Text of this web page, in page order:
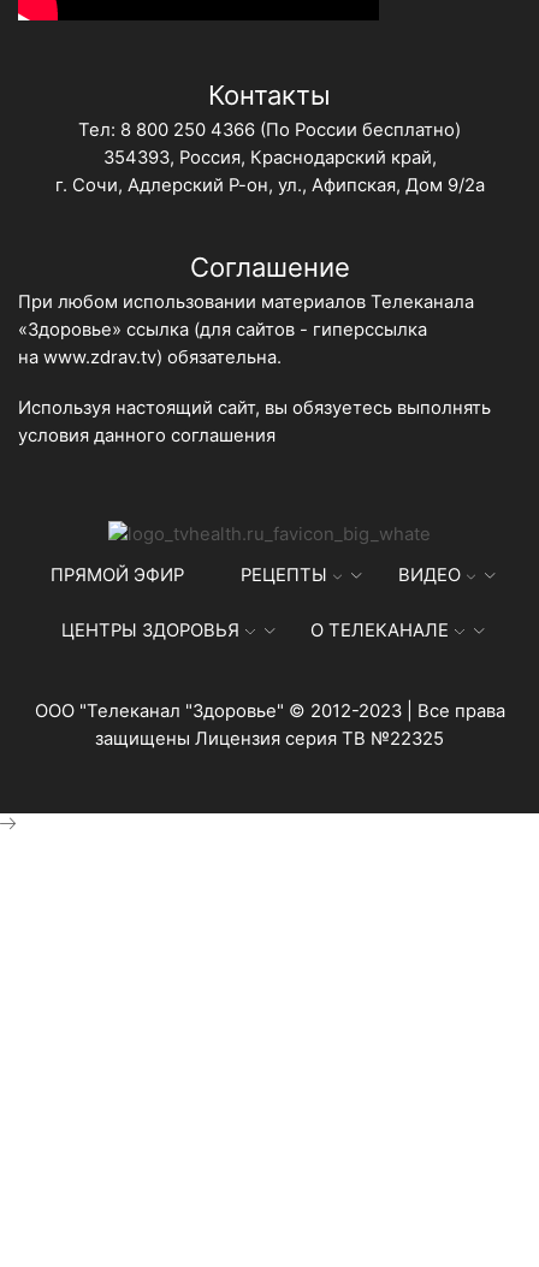
Контакты
Тел: 8 800 250 4366 (По России бесплатно)
354393, Россия, Краснодарский край,
г. Сочи, Адлерский Р-он, ул., Афипская, Дом 9/2а
Соглашение
При любом использовании материалов Телеканала
«Здоровье» ссылка (для сайтов - гиперссылка
на www.zdrav.tv) обязательна.
Используя настоящий сайт, вы обязуетесь выполнять
условия данного соглашения
ПРЯМОЙ ЭФИР РЕЦЕПТЫ ВИДЕО
ЦЕНТРЫ ЗДОРОВЬЯ О ТЕЛЕКАНАЛЕ
ООО "Телеканал "Здоровье" © 2012-2023 | Все права
защищены Лицензия серия ТВ №22325